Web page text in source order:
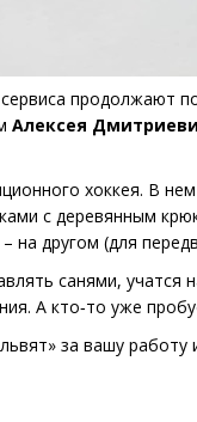
продолжают
Алексея
хоккея. В
с деревянным
на другом (для
санями, учатся
А кто‐то уже
за вашу